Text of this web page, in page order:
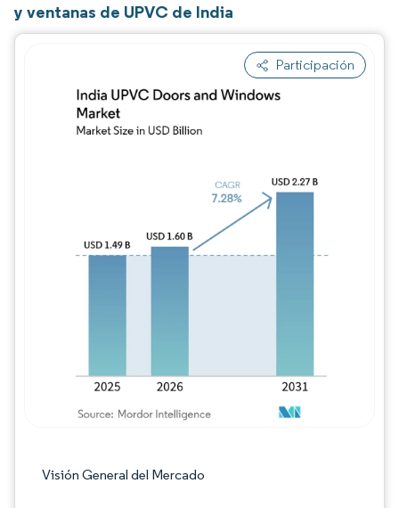
y ventanas de UPVC de India
Participación
Visión General del Mercado